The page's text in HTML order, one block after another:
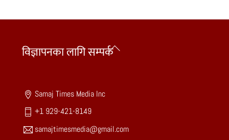
Back
विज्ञापनका लागि सम्पर्क
Samaj Times Media Inc
+1 929-421-8149
samajtimesmedia@gmail.com